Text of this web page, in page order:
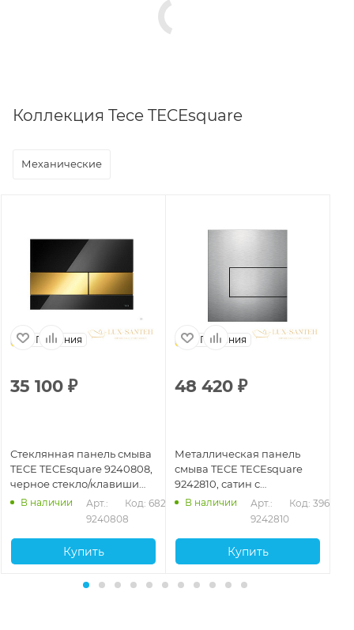
Коллекция Tece TECEsquare
Механические
Германия
35 100 ₽
Стеклянная панель смыва
TECE TECEsquare 9240808,
черное стекло/клавиши
позолоченные
В наличии
Арт.:
9240808
Код: 68242
Купить
Германия
48 420 ₽
Металлическая панель
смыва TECE TECEsquare
9242810, сатин с
покрытием против
отпечатков пальцев
В наличии
Арт.:
9242810
Код: 39639
Купить